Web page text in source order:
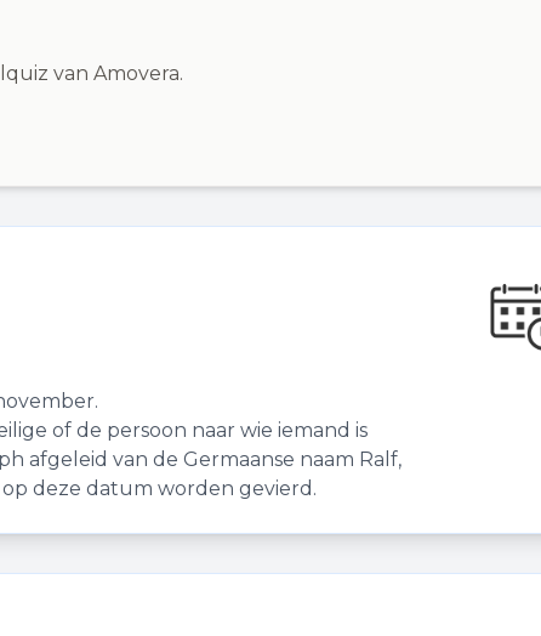
van Amovera.
of de persoon naar wie iemand is
afgeleid van de Germaanse naam Ralf,
deze datum worden gevierd.